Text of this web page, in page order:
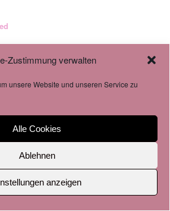
Zustimmung verwalten
unsere Website und unseren Service zu
Alle Cookies
Ablehnen
anzeigen